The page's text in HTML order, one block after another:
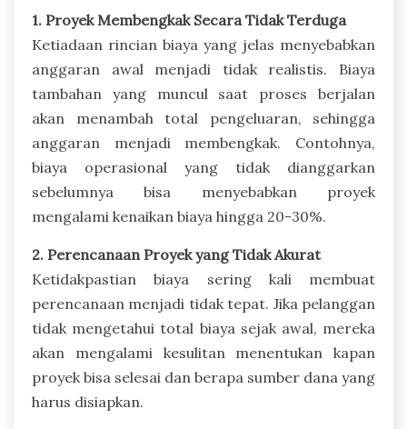
1. Proyek Membengkak Secara Tidak Terduga
Ketiadaan rincian biaya yang jelas menyebabkan
anggaran awal menjadi tidak realistis. Biaya
tambahan yang muncul saat proses berjalan
akan menambah total pengeluaran, sehingga
anggaran menjadi membengkak. Contohnya,
biaya operasional yang tidak dianggarkan
sebelumnya bisa menyebabkan proyek
mengalami kenaikan biaya hingga 20-30%.
2. Perencanaan Proyek yang Tidak Akurat
Ketidakpastian biaya sering kali membuat
perencanaan menjadi tidak tepat. Jika pelanggan
tidak mengetahui total biaya sejak awal, mereka
akan mengalami kesulitan menentukan kapan
proyek bisa selesai dan berapa sumber dana yang
harus disiapkan.